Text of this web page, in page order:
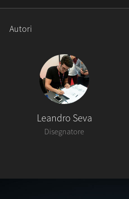
Autori
Leandro Seva
Disegnatore